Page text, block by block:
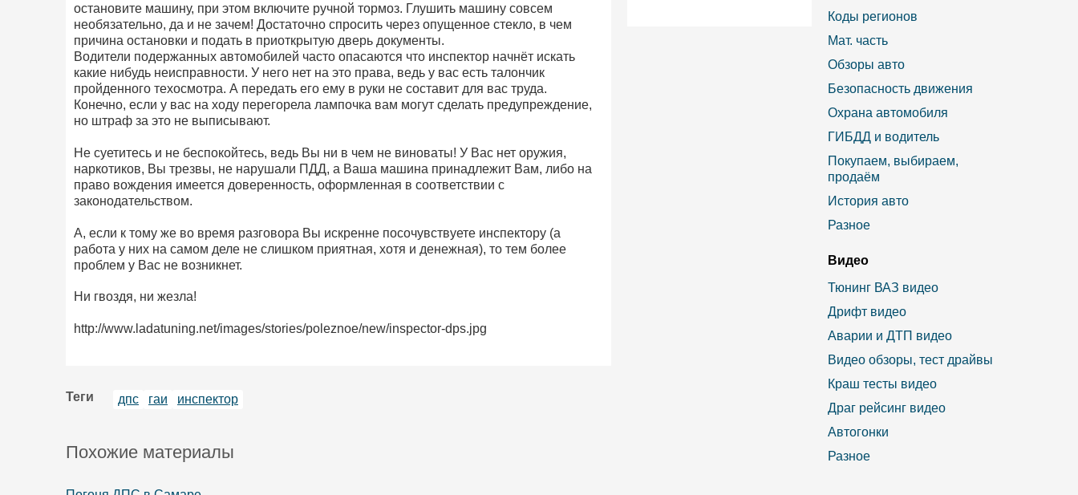
остановите машину, при этом включите ручной тормоз. Глушить машину совсем
необязательно, да и не зачем! Достаточно спросить через опущенное стекло, в чем
причина остановки и подать в приоткрытую дверь документы.
Водители подержанных автомобилей часто опасаются что инспектор начнёт искать
какие нибудь неисправности. У него нет на это права, ведь у вас есть талончик
пройденного техосмотра. А передать его ему в руки не составит для вас труда.
Конечно, если у вас на ходу перегорела лампочка вам могут сделать предупреждение,
но штраф за это не выписывают.
Не суетитесь и не беспокойтесь, ведь Вы ни в чем не виноваты! У Вас нет оружия,
наркотиков, Вы трезвы, не нарушали ПДД, а Ваша машина принадлежит Вам, либо на
право вождения имеется доверенность, оформленная в соответствии с
законодательством.
А, если к тому же во время разговора Вы искренне посочувствуете инспектору (а
работа у них на самом деле не слишком приятная, хотя и денежная), то тем более
проблем у Вас не возникнет.
Ни гвоздя, ни жезла!
http://www.ladatuning.net/images/stories/poleznoe/new/inspector-dps.jpg
Теги дпс гаи инспектор
Похожие материалы
Коды регионов
Мат. часть
Обзоры авто
Безопасность движения
Охрана автомобиля
ГИБДД и водитель
Покупаем, выбираем,
продаём
История авто
Разное
Видео
Тюнинг ВАЗ видео
Дрифт видео
Аварии и ДТП видео
Видео обзоры, тест драйвы
Краш тесты видео
Драг рейсинг видео
Автогонки
Разное